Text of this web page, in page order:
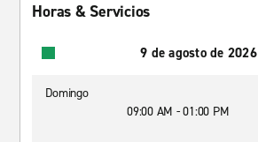
Horas & Servicios
9 de agosto de 2026
Domingo
09:00 AM - 01:00 PM